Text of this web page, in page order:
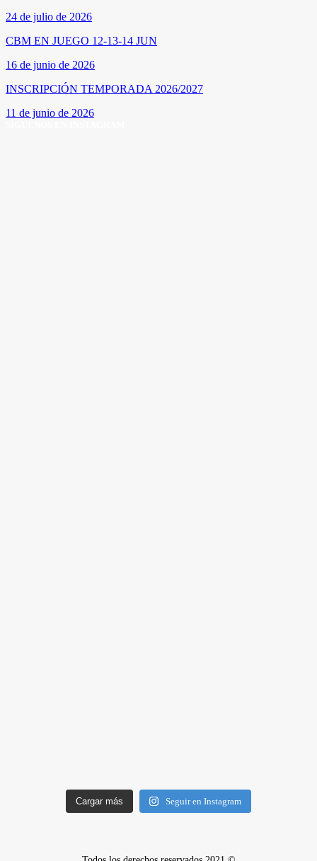
24 de julio de 2026
CBM EN JUEGO 12-13-14 JUN
16 de junio de 2026
INSCRIPCIÓN TEMPORADA 2026/2027
11 de junio de 2026
Cargar más Seguir en Instagram